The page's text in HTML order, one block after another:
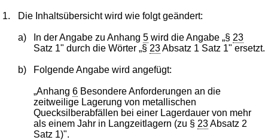
1. Die Inhaltsübersicht wird wie folgt geändert:
a) In der Angabe zu Anhang 5wird die Angabe „§ 23
Satz 1" durch die Wörter „§ 23Absatz 1 Satz 1" ersetzt.
b) Folgende Angabe wird angefügt:
„Anhang 6Besondere Anforderungen an die
zeitweilige Lagerung von metallischen
Quecksilberabfällen bei einer Lagerdauer von mehr
als einem Jahr in Langzeitlagern (zu § 23Absatz 2
Satz 1)".